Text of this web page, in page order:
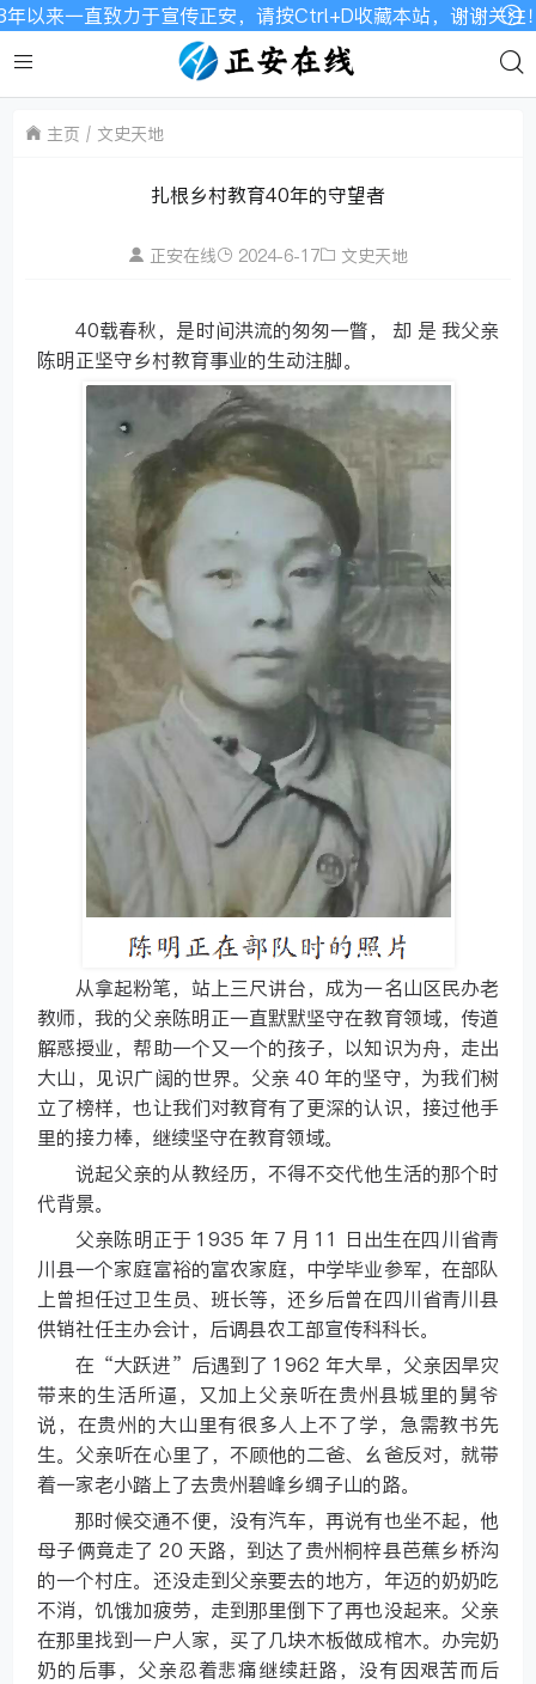
力于宣传正安，请按Ctrl+D收藏本站，谢谢关注！网站宽
主页 文史天地
扎根乡村教育40年的守望者
正安在线 2024-6-17 文史天地
40载春秋，是时间洪流的匆匆一瞥， 却 是 我父亲
陈明正坚守乡村教育事业的生动注脚。
从拿起粉笔，站上三尺讲台，成为一名山区民办老
教师，我的父亲陈明正一直默默坚守在教育领域，传道
解惑授业，帮助一个又一个的孩子，以知识为舟，走出
大山，见识广阔的世界。父亲 40 年的坚守，为我们树
立了榜样，也让我们对教育有了更深的认识，接过他手
里的接力棒，继续坚守在教育领域。
说起父亲的从教经历，不得不交代他生活的那个时
代背景。
父亲陈明正于 1935 年 7 月 11 日出生在四川省青
川县一个家庭富裕的富农家庭，中学毕业参军，在部队
上曾担任过卫生员、班长等，还乡后曾在四川省青川县
供销社任主办会计，后调县农工部宣传科科长。
在“大跃进”后遇到了 1962 年大旱，父亲因旱灾
带来的生活所逼，又加上父亲听在贵州县城里的舅爷
说，在贵州的大山里有很多人上不了学，急需教书先
生。父亲听在心里了，不顾他的二爸、幺爸反对，就带
着一家老小踏上了去贵州碧峰乡绸子山的路。
那时候交通不便，没有汽车，再说有也坐不起，他
母子俩竟走了 20 天路，到达了贵州桐梓县芭蕉乡桥沟
的一个村庄。还没走到父亲要去的地方，年迈的奶奶吃
不消，饥饿加疲劳，走到那里倒下了再也没起来。父亲
在那里找到一户人家，买了几块木板做成棺木。办完奶
奶的后事，父亲忍着悲痛继续赶路，没有因艰苦而后